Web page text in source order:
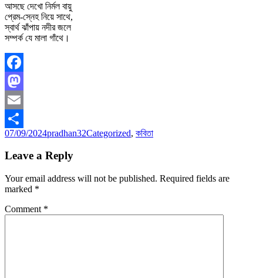
আসছে দেখো নির্মল বায়ু
প্রেম-স্নেহ নিয়ে সাথে,
স্বার্থ ঝাঁপায় নদীর জলে
সম্পর্ক যে মালা গাঁথে।
Facebook
Mastodon
Email
Share
Posted
07/09/2024Author
pradhan32Categories
Categorized, কবিতা
Leave a Reply
Your email address will not be published. Required fields are
marked *
Comment *